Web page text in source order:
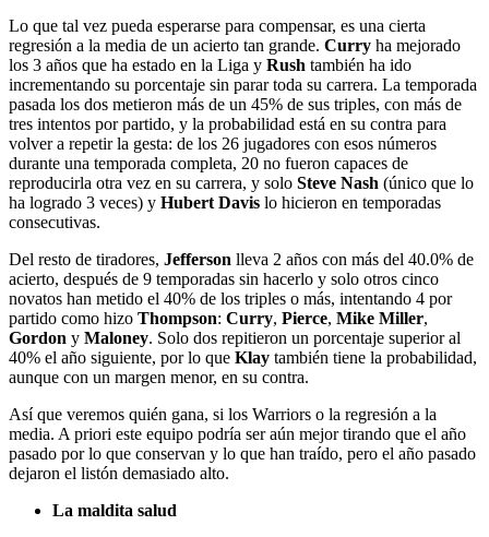
Lo que tal vez pueda esperarse para compensar, es una cierta
regresión a la media de un acierto tan grande. Curry ha mejorado
los 3 años que ha estado en la Liga y Rush también ha ido
incrementando su porcentaje sin parar toda su carrera. La temporada
pasada los dos metieron más de un 45% de sus triples, con más de
tres intentos por partido, y la probabilidad está en su contra para
volver a repetir la gesta: de los 26 jugadores con esos números
durante una temporada completa, 20 no fueron capaces de
reproducirla otra vez en su carrera, y solo Steve Nash (único que lo
ha logrado 3 veces) y Hubert Davis lo hicieron en temporadas
consecutivas.
Del resto de tiradores, Jefferson lleva 2 años con más del 40.0% de
acierto, después de 9 temporadas sin hacerlo y solo otros cinco
novatos han metido el 40% de los triples o más, intentando 4 por
partido como hizo Thompson: Curry, Pierce, Mike Miller,
Gordon y Maloney. Solo dos repitieron un porcentaje superior al
40% el año siguiente, por lo que Klay también tiene la probabilidad,
aunque con un margen menor, en su contra.
Así que veremos quién gana, si los Warriors o la regresión a la
media. A priori este equipo podría ser aún mejor tirando que el año
pasado por lo que conservan y lo que han traído, pero el año pasado
dejaron el listón demasiado alto.
La maldita salud